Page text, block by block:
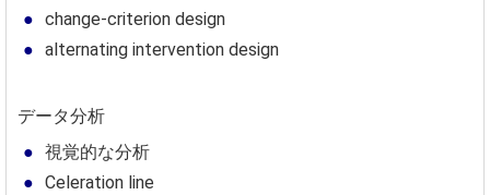
change-criterion design
alternating intervention design
データ分析
視覚的な分析
Celeration line